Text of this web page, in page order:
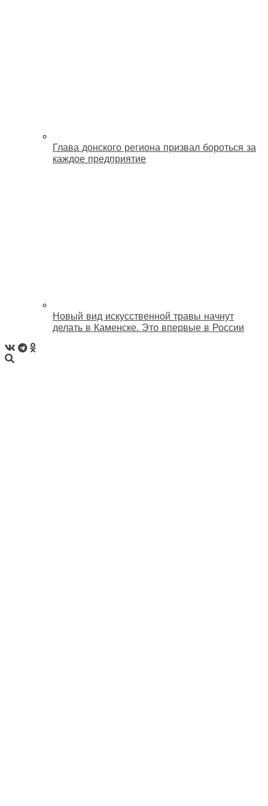
Глава донского региона призвал бороться за
каждое предприятие
Новый вид искусственной травы начнут
делать в Каменске. Это впервые в России